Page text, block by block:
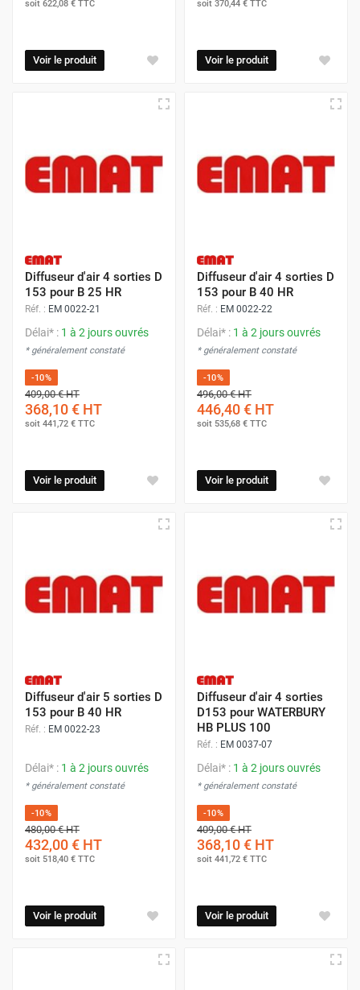
soit 622,08 € TTC
Voir le produit
soit 370,44 € TTC
Voir le produit
Diffuseur d'air 4 sorties D
153 pour B 25 HR
Réf. : EM 0022-21
Délai* : 1 à 2 jours ouvrés
* généralement constaté
-10%
409,00 €HT
368,10 € HT
soit 441,72 € TTC
Voir le produit
Diffuseur d'air 4 sorties D
153 pour B 40 HR
Réf. : EM 0022-22
Délai* : 1 à 2 jours ouvrés
* généralement constaté
-10%
496,00 €HT
446,40 € HT
soit 535,68 € TTC
Voir le produit
Diffuseur d'air 5 sorties D
153 pour B 40 HR
Réf. : EM 0022-23
Délai* : 1 à 2 jours ouvrés
* généralement constaté
-10%
480,00 €HT
432,00 € HT
soit 518,40 € TTC
Voir le produit
Diffuseur d'air 4 sorties
D153 pour WATERBURY
HB PLUS 100
Réf. : EM 0037-07
Délai* : 1 à 2 jours ouvrés
* généralement constaté
-10%
409,00 €HT
368,10 € HT
soit 441,72 € TTC
Voir le produit